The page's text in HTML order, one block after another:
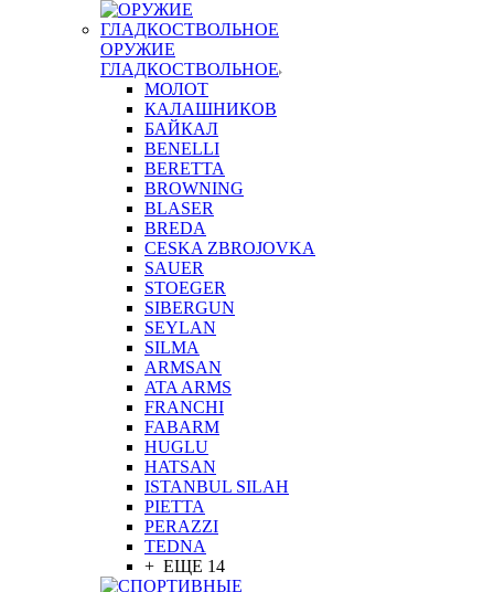
ОРУЖИЕ
ГЛАДКОСТВОЛЬНОЕ
МОЛОТ
КАЛАШНИКОВ
БАЙКАЛ
BENELLI
BERETTA
BROWNING
BLASER
BREDA
CESKA ZBROJOVKA
SAUER
STOEGER
SIBERGUN
SEYLAN
SILMA
ARMSAN
ATA ARMS
FRANCHI
FABARM
HUGLU
HATSAN
ISTANBUL SILAH
PIETTA
PERAZZI
TEDNA
+ ЕЩЕ 14